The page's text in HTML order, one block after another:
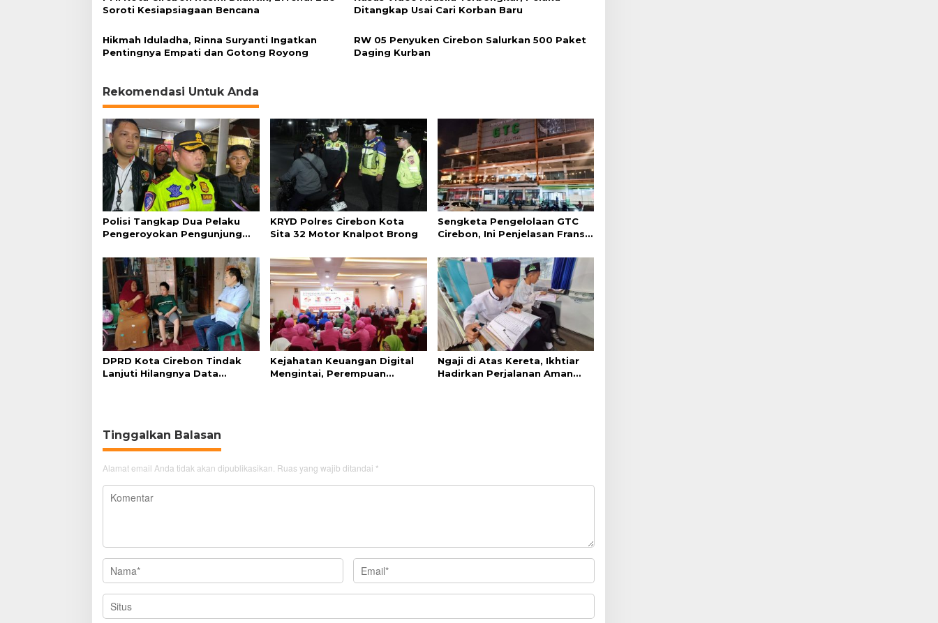
Soroti Kesiapsiagaan Bencana
Ditangkap Usai Cari Korban Baru
Hikmah Iduladha, Rinna Suryanti Ingatkan
Pentingnya Empati dan Gotong Royong
RW 05 Penyuken Cirebon Salurkan 500 Paket
Daging Kurban
Rekomendasi Untuk Anda
Polisi Tangkap Dua Pelaku
Pengeroyokan Pengunjung
KRYD Polres Cirebon Kota
Sita 32 Motor Knalpot Brong
Sengketa Pengelolaan GTC
Cirebon, Ini Penjelasan Frans
DPRD Kota Cirebon Tindak
Lanjuti Hilangnya Data
Kejahatan Keuangan Digital
Mengintai, Perempuan
Ngaji di Atas Kereta, Ikhtiar
Hadirkan Perjalanan Aman
Tinggalkan Balasan
Alamat email Anda tidak akan dipublikasikan. Ruas yang wajib ditandai *